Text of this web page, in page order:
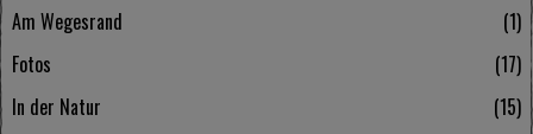
Am Wegesrand
1
Fotos
17
In der Natur
15